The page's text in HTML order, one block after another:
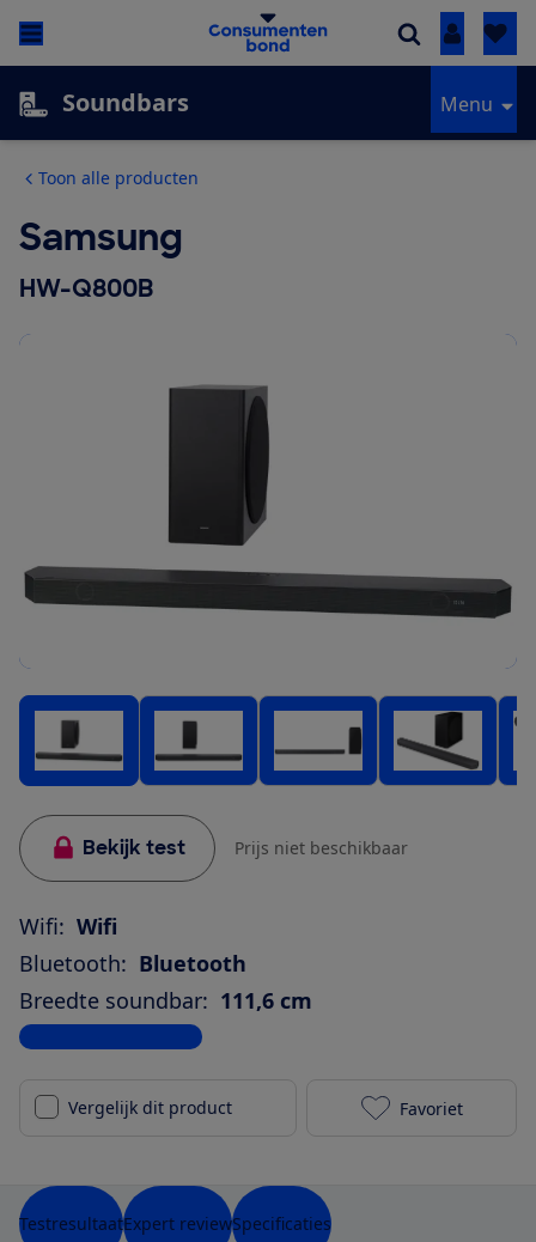
Inloggen
Soundbars Menu
Toon alle producten
Samsung
HW-Q800B
Bekijk test Prijs niet beschikbaar
Wifi: Wifi
Bluetooth: Bluetooth
Breedte soundbar: 111,6 cm
Bekijk alle specificaties
Vergelijk dit product Samsung
Favoriet
TestresultaatExpert reviewSpecificaties